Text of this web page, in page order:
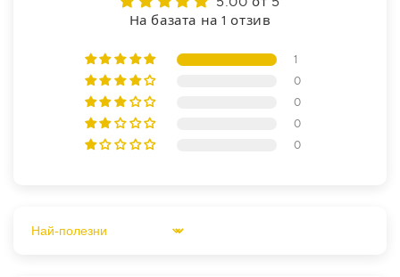
На базата на 1 отзив
1
0
0
0
0
Sort by